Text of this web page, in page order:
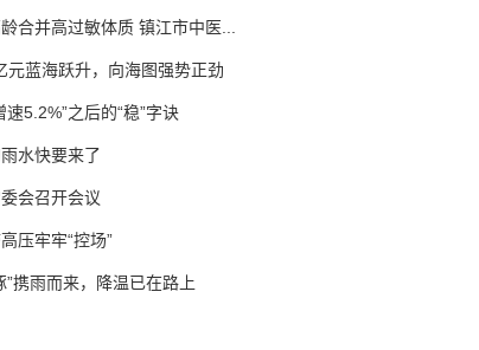
合并高过敏体质 镇江市中医...
元蓝海跃升，向海图强势正劲
速5.2%”之后的“稳”字诀
水快要来了
会召开会议
压牢牢“控场”
”携雨而来，降温已在路上